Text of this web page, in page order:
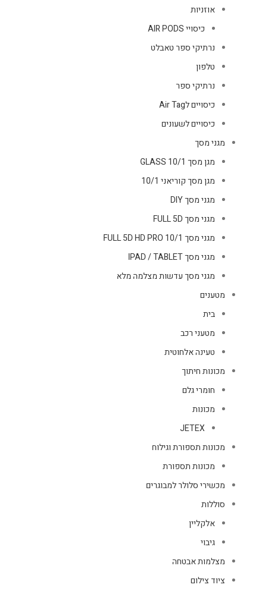
אוזניות
כיסויי AIR PODS
נרתיקי ספר טאבלט
טלפון
נרתיקי ספר
כיסויים לAir Tag
כיסויים לשעונים
מגני מסך
מגן מסך GLASS 10/1
מגן מסך קוריאני 10/1
מגני מסך DIY
מגני מסך FULL 5D
מגני מסך FULL 5D HD PRO 10/1
מגני מסך IPAD / TABLET
מגני מסך עדשות מצלמה מלא
מטענים
בית
מטעני רכב
טעינה אלחוטית
מכונות חיתוך
חומרי גלם
מכונות
JETEX
מכונות תספורת וגילוח
מכונות תספורת
מכשירי סלולר למבוגרים
סוללות
אלקליין
גיבוי
מצלמות אבטחה
ציוד צילום